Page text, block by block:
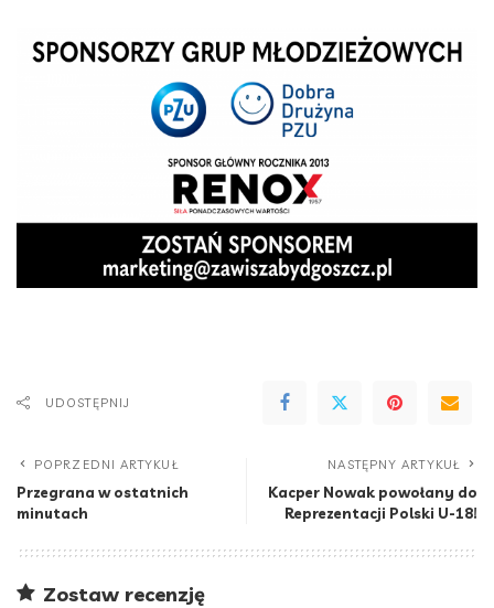
UDOSTĘPNIJ
POPRZEDNI ARTYKUŁ
Przegrana w ostatnich
minutach
NASTĘPNY ARTYKUŁ
Kacper Nowak powołany do
Reprezentacji Polski U-18!
Zostaw recenzję